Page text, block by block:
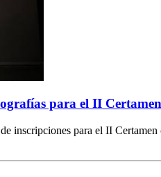
para el II
inscripciones para el II